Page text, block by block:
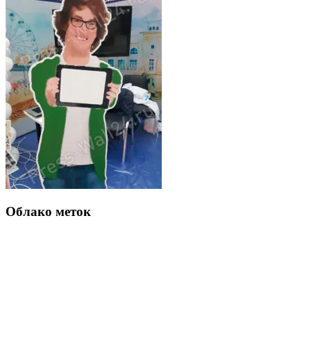
Облако меток